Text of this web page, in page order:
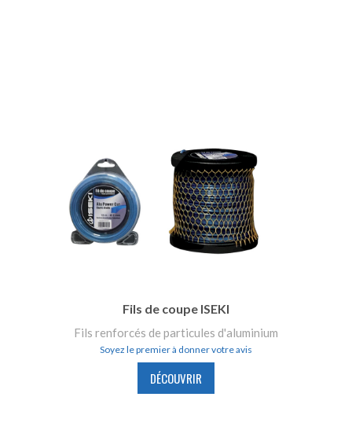
Fils de coupe ISEKI
Fils renforcés de particules d'aluminium
Soyez le premier à donner votre avis
DÉCOUVRIR